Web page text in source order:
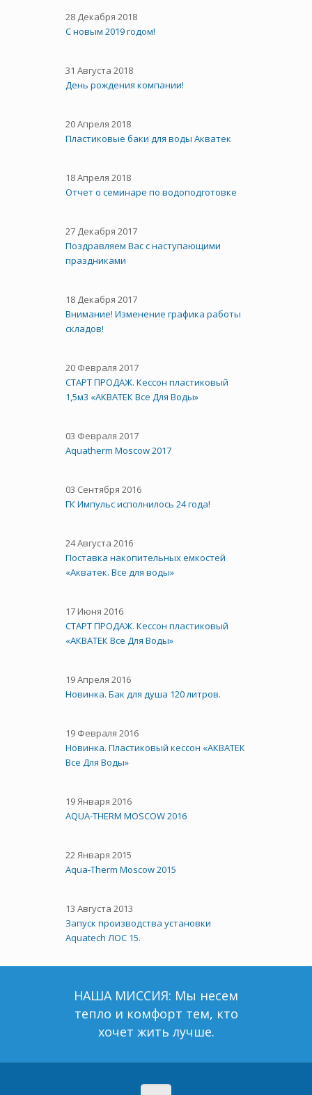
28 Декабря 2018
С новым 2019 годом!
31 Августа 2018
День рождения компании!
20 Апреля 2018
Пластиковые баки для воды Акватек
18 Апреля 2018
Отчет о семинаре по водоподготовке
27 Декабря 2017
Поздравляем Вас с наступающими
праздниками
18 Декабря 2017
Внимание! Изменение графика работы
складов!
20 Февраля 2017
СТАРТ ПРОДАЖ. Кессон пластиковый
1,5м3 «АКВАТЕК Все Для Воды»
03 Февраля 2017
Aquatherm Moscow 2017
03 Сентября 2016
ГК Импульс исполнилось 24 года!
24 Августа 2016
Поставка накопительных емкостей
«Акватек. Все для воды»
17 Июня 2016
СТАРТ ПРОДАЖ. Кессон пластиковый
«АКВАТЕК Все Для Воды»
19 Апреля 2016
Новинка. Бак для душа 120 литров.
19 Февраля 2016
Новинка. Пластиковый кессон «АКВАТЕК
Все Для Воды»
19 Января 2016
AQUA-THERM MOSCOW 2016
22 Января 2015
Aqua-Therm Moscow 2015
13 Августа 2013
Запуск производства установки
Aquatech ЛОС 15.
НАША МИССИЯ: Мы несем
тепло и комфорт тем, кто
хочет жить лучше.